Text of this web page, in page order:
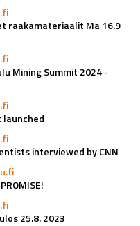
raakamateriaalit Ma 16.9
Mining Summit 2024 -
launched
interviewed by CNN
25.8. 2023